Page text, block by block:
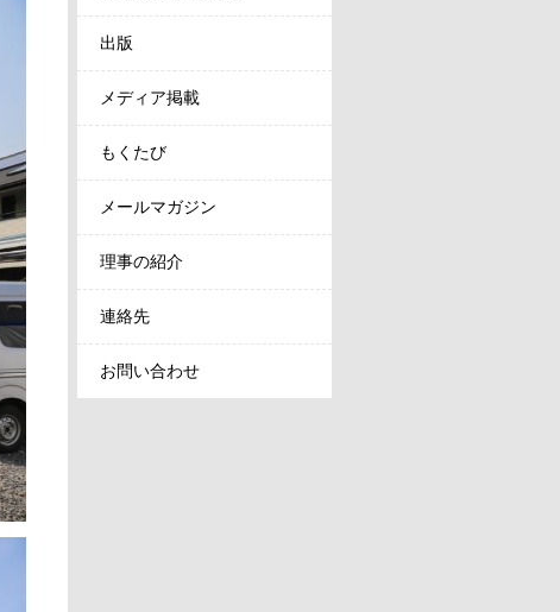
出版
メディア掲載
もくたび
メールマガジン
理事の紹介
連絡先
お問い合わせ